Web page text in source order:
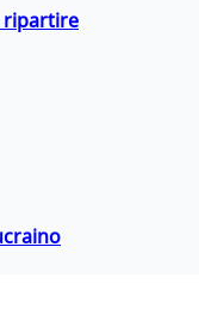
ripartire